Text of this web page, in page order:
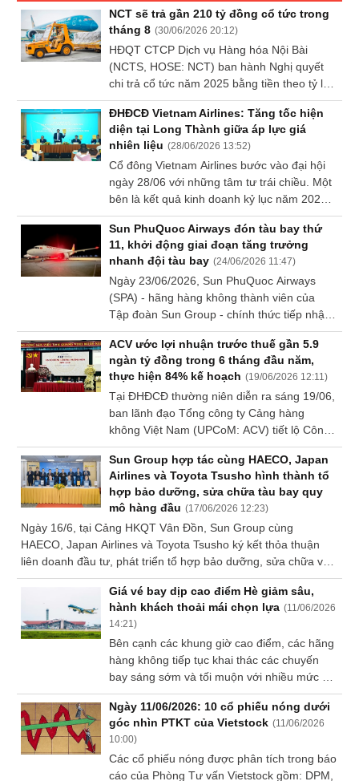
NCT sẽ trả gần 210 tỷ đồng cổ tức trong
tháng 8 (30/06/2026 20:12)
HĐQT CTCP Dịch vụ Hàng hóa Nội Bài
(NCTS, HOSE: NCT) ban hành Nghị quyết
chi trả cổ tức năm 2025 bằng tiền theo tỷ lệ
80% (8,000 đồng/cp), dự kiến thực hiện
trong tháng 8.
ĐHĐCĐ Vietnam Airlines: Tăng tốc hiện
diện tại Long Thành giữa áp lực giá
nhiên liệu (28/06/2026 13:52)
Cổ đông Vietnam Airlines bước vào đại hội
ngày 28/06 với những tâm tư trái chiều. Một
bên là kết quả kinh doanh kỷ lục năm 2025
và lợi nhuận sau thuế quý đầu năm nay lập
đỉnh hơn 4,500 tỷ đồng. Bên kia là kế hoạch
lợi nhuận giảm còn 22 tỷ đồng, và có thể "lỗ
tới 30,000 tỷ đồng cả năm" nếu giữ nguyên
sản lượng khi giá nhiên liệu cao.
Sun PhuQuoc Airways đón tàu bay thứ
11, khởi động giai đoạn tăng trưởng
nhanh đội tàu bay (24/06/2026 11:47)
Ngày 23/06/2026, Sun PhuQuoc Airways
(SPA) - hãng hàng không thành viên của
Tập đoàn Sun Group - chính thức tiếp nhận
tàu bay thứ 11, tiếp tục bổ sung thêm một
tàu bay Airbus A320neo vào đội hình khai
thác. Sự kiện đánh dấu bước phát triển mới
trong chiến lược tăng cường năng lực đội
tàu, tạo nền tảng để hãng mở rộng mạnh
mẽ mạng bay nội địa và quốc tế ngay trong
giai đoạn cao điểm hè 2026.
ACV ước lợi nhuận trước thuế gần 5.9
ngàn tỷ đồng trong 6 tháng đầu năm,
thực hiện 84% kế hoạch (19/06/2026 12:11)
Tại ĐHĐCĐ thường niên diễn ra sáng 19/06,
ban lãnh đạo Tổng công ty Cảng hàng
không Việt Nam (UPCoM: ACV) tiết lộ Công
ty đã thực hiện 84% kế hoạch lợi nhuận
trước thuế chỉ sau 6 tháng.
Sun Group hợp tác cùng HAECO, Japan
Airlines và Toyota Tsusho hình thành tổ
hợp bảo dưỡng, sửa chữa tàu bay quy
mô hàng đầu (17/06/2026 12:23)
Ngày 16/6, tại Cảng HKQT Vân Đồn, Sun Group cùng
HAECO, Japan Airlines và Toyota Tsusho ký kết thỏa thuận
liên doanh đầu tư, phát triển tổ hợp bảo dưỡng, sửa chữa và
đại tu tàu bay (MRO) 360 triệu USD tại Cảng HKQT Vân Đồn
(Quảng Ninh), kỳ vọng mở ra bước tiến mới cho ngành công
nghiệp hàng không Việt Nam và nâng cao vị thế đất nước
trong chuỗi giá trị hàng không khu vực.
Giá vé bay dịp cao điểm Hè giảm sâu,
hành khách thoải mái chọn lựa (11/06/2026
14:21)
Bên cạnh các khung giờ cao điểm, các hãng
hàng không tiếp tục khai thác các chuyến
bay sáng sớm và tối muộn với nhiều mức giá
linh hoạt để hành khách có nhiều lựa chọn đi
lại dịp Hè.
Ngày 11/06/2026: 10 cổ phiếu nóng dưới
góc nhìn PTKT của Vietstock (11/06/2026
10:00)
Các cổ phiếu nóng được phân tích trong báo
cáo của Phòng Tư vấn Vietstock gồm: DPM,
giả
(-)
phân
tích
(-)
(-)
Dịch
Đào
tạo
tài
chính
Công
cụ
thông
tài
chính